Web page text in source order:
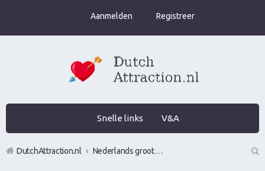
Aanmelden Registreer
Snelle links V&A
DutchAttraction.nl
Nederlands grootste Dutch Attraction, Lifestyle, Vrouwen versieren en Pick-Up (PUA) Forum